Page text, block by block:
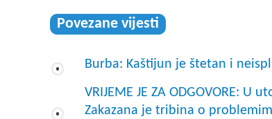
Povezane vijesti
Burba: Kaštijun je štetan i
VRIJEME JE ZA ODGOVORE:
Zakazana je tribina o